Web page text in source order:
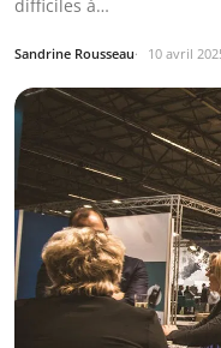
difficiles à…
Sandrine Rousseau 10 avril